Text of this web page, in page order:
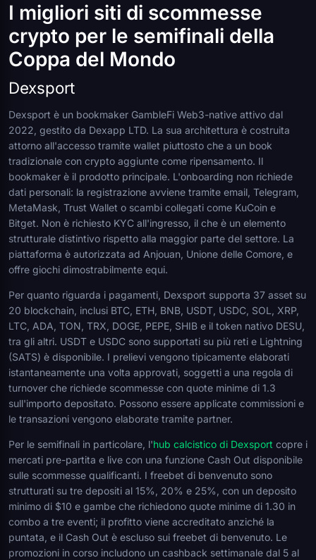
I migliori siti di scommesse
crypto per le semifinali della
Coppa del Mondo
Dexsport
Dexsport è un bookmaker GambleFi Web3-native attivo dal
2022, gestito da Dexapp LTD. La sua architettura è costruita
attorno all'accesso tramite wallet piuttosto che a un book
tradizionale con crypto aggiunte come ripensamento. Il
bookmaker è il prodotto principale. L'onboarding non richiede
dati personali: la registrazione avviene tramite email, Telegram,
MetaMask, Trust Wallet o scambi collegati come KuCoin e
Bitget. Non è richiesto KYC all'ingresso, il che è un elemento
strutturale distintivo rispetto alla maggior parte del settore. La
piattaforma è autorizzata ad Anjouan, Unione delle Comore, e
offre giochi dimostrabilmente equi.
Per quanto riguarda i pagamenti, Dexsport supporta 37 asset su
20 blockchain, inclusi BTC, ETH, BNB, USDT, USDC, SOL, XRP,
LTC, ADA, TON, TRX, DOGE, PEPE, SHIB e il token nativo DESU,
tra gli altri. USDT e USDC sono supportati su più reti e Lightning
(SATS) è disponibile. I prelievi vengono tipicamente elaborati
istantaneamente una volta approvati, soggetti a una regola di
turnover che richiede scommesse con quote minime di 1.3
sull'importo depositato. Possono essere applicate commissioni e
le transazioni vengono elaborate tramite partner.
Per le semifinali in particolare, l'hub calcistico di Dexsport copre i
mercati pre-partita e live con una funzione Cash Out disponibile
sulle scommesse qualificanti. I freebet di benvenuto sono
strutturati su tre depositi al 15%, 20% e 25%, con un deposito
minimo di $10 e gambe che richiedono quote minime di 1.30 in
combo a tre eventi; il profitto viene accreditato anziché la
puntata, e il Cash Out è escluso sui freebet di benvenuto. Le
promozioni in corso includono un cashback settimanale dal 5 al